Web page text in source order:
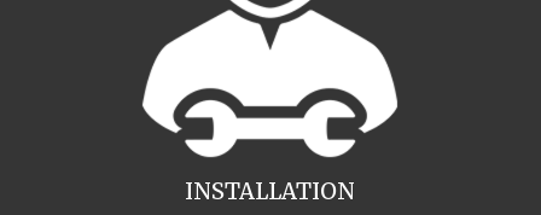
INSTALLATION